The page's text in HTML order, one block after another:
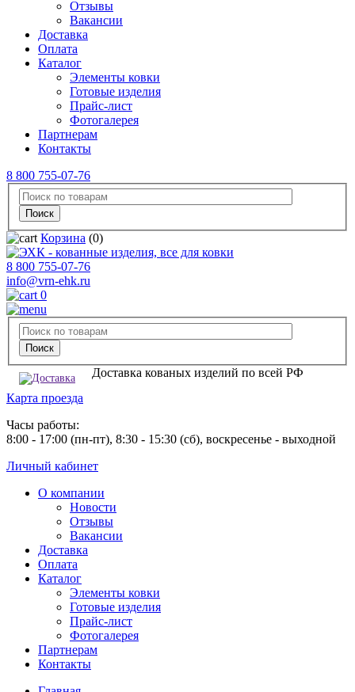
Отзывы
Вакансии
Доставка
Оплата
Каталог
Элементы ковки
Готовые изделия
Прайс-лист
Фотогалерея
Партнерам
Контакты
8 800 755-07-76
Корзина (0)
8 800 755-07-76
info@vrn-ehk.ru
0
Доставка кованых изделий по всей РФ
Карта проезда
Часы работы:
8:00 - 17:00 (пн-пт), 8:30 - 15:30 (сб), воскресенье - выходной
Личный кабинет
О компании
Новости
Отзывы
Вакансии
Доставка
Оплата
Каталог
Элементы ковки
Готовые изделия
Прайс-лист
Фотогалерея
Партнерам
Контакты